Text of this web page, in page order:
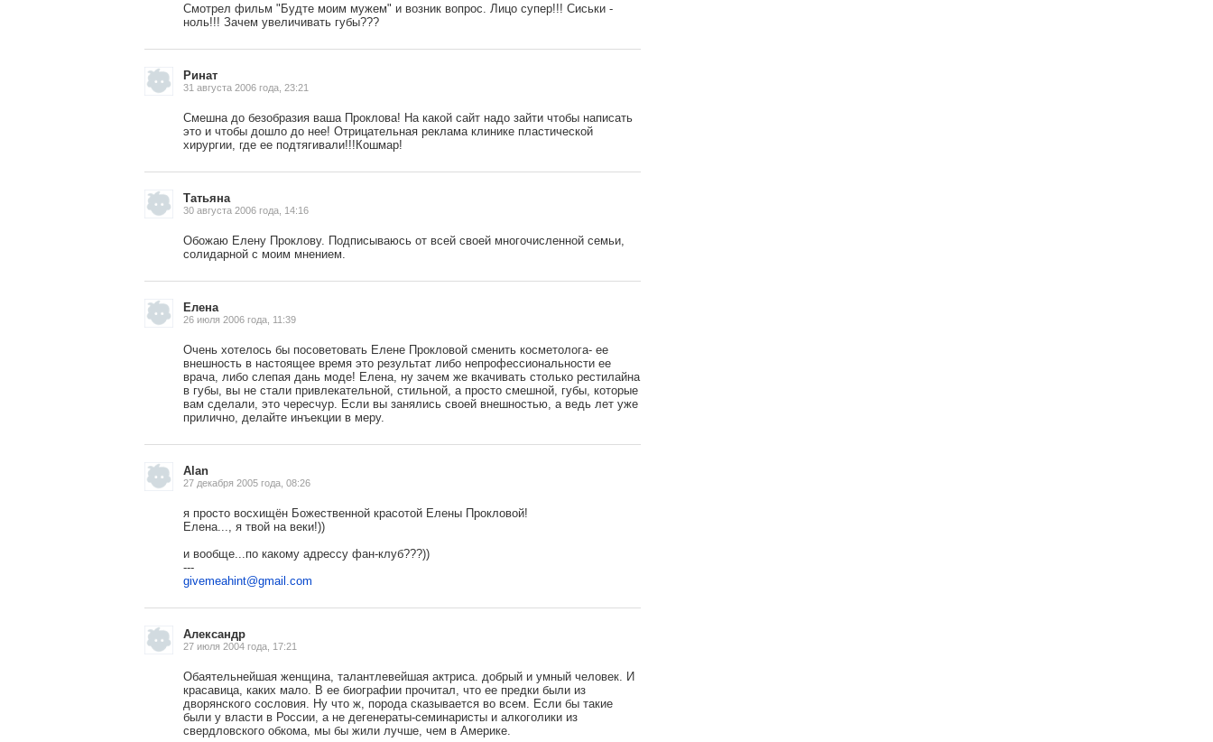
Смотрел фильм "Будте моим мужем" и возник вопрос. Лицо супер!!! Сиськи -
ноль!!! Зачем увеличивать губы???
Ринат
31 августа 2006 года, 23:21
Смешна до безобразия ваша Проклова! На какой сайт надо зайти чтобы написать
это и чтобы дошло до нее! Отрицательная реклама клинике пластической
хирургии, где ее подтягивали!!!Кошмар!
Татьяна
30 августа 2006 года, 14:16
Обожаю Елену Проклову. Подписываюсь от всей своей многочисленной семьи,
солидарной с моим мнением.
Елена
26 июля 2006 года, 11:39
Очень хотелось бы посоветовать Елене Прокловой сменить косметолога- ее
внешность в настоящее время это результат либо непрофессиональности ее
врача, либо слепая дань моде! Елена, ну зачем же вкачивать столько рестилайна
в губы, вы не стали привлекательной, стильной, а просто смешной, губы, которые
вам сделали, это чересчур. Если вы занялись своей внешностью, а ведь лет уже
прилично, делайте инъекции в меру.
Alan
27 декабря 2005 года, 08:26
я просто восхищён Божественной красотой Елены Прокловой!
Елена..., я твой на веки!))
и вообще...по какому адрессу фан-клуб???))
---
givemeahint@gmail.com
Александр
27 июля 2004 года, 17:21
Обаятельнейшая женщина, талантлевейшая актриса. добрый и умный человек. И
красавица, каких мало. В ее биографии прочитал, что ее предки были из
дворянского сословия. Ну что ж, порода сказывается во всем. Если бы такие
были у власти в России, а не дегенераты-семинаристы и алкоголики из
свердловского обкома, мы бы жили лучше, чем в Америке.